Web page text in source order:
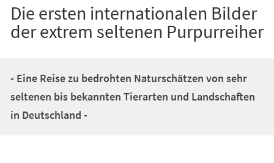
Die ersten internationalen Bilder
der extrem seltenen Purpurreiher
- Eine Reise zu bedrohten Naturschätzen von sehr
seltenen bis bekannten Tierarten und Landschaften
in Deutschland -